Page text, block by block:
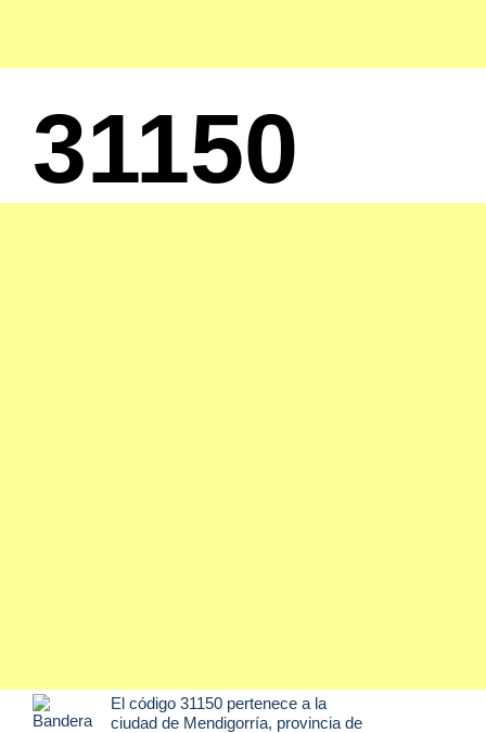
31150
El código 31150 pertenece a la
ciudad de Mendigorría, provincia de